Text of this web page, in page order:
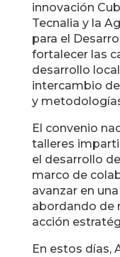
innovación
Tecnalia y la
para el
fortalecer las
desarrollo
intercambio
y
El convenio
talleres
el desarrollo
marco de
avanzar en
abordando de
acción
En estos días,